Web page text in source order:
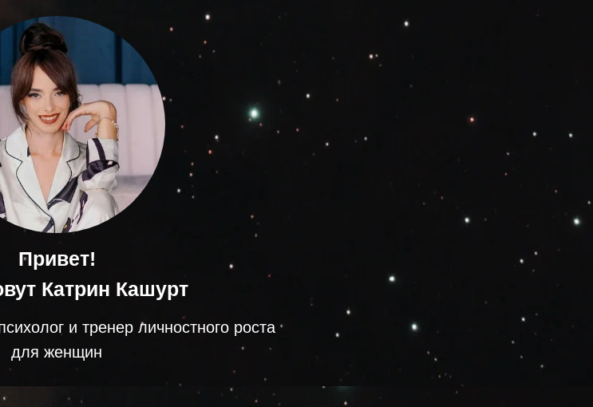
Привет!
Катрин Кашурт
и тренер личностного роста
для женщин
сессия
минут